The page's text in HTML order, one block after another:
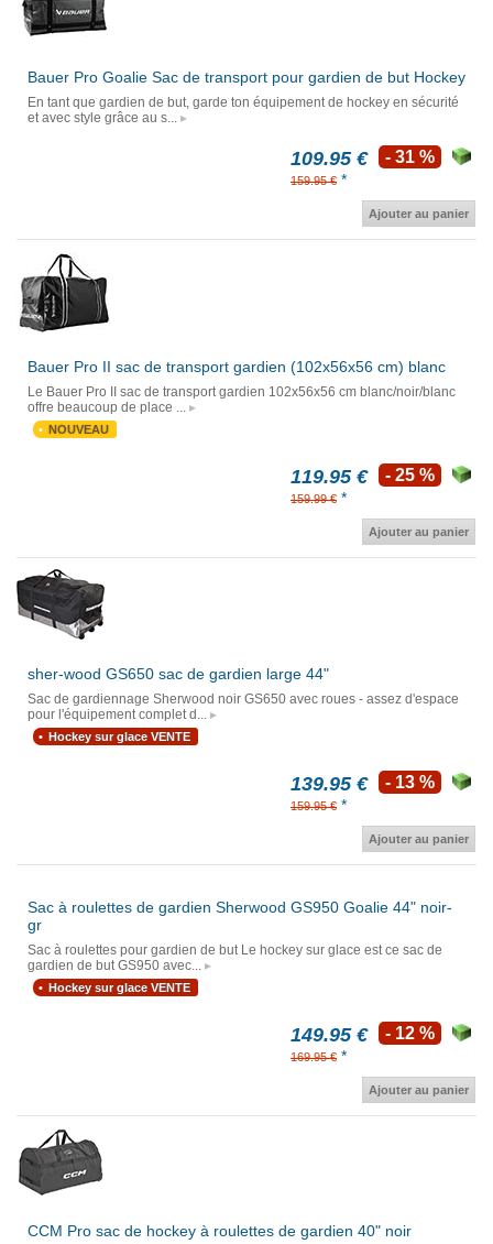
Bauer Pro Goalie Sac de transport pour gardien de but Hockey
En tant que gardien de but, garde ton équipement de hockey en sécurité
et avec style grâce au s...
109.95 €
159.95 € *
- 31 %
Ajouter au panier
Bauer Pro II sac de transport gardien (102x56x56 cm) blanc
Le Bauer Pro II sac de transport gardien 102x56x56 cm blanc/noir/blanc
offre beaucoup de place ...
NOUVEAU
119.95 €
159.99 € *
- 25 %
Ajouter au panier
sher-wood GS650 sac de gardien large 44"
Sac de gardiennage Sherwood noir GS650 avec roues - assez d'espace
pour l'équipement complet d...
Hockey sur glace VENTE
139.95 €
159.95 € *
- 13 %
Ajouter au panier
Sac à roulettes de gardien Sherwood GS950 Goalie 44" noir-
gr
Sac à roulettes pour gardien de but Le hockey sur glace est ce sac de
gardien de but GS950 avec...
Hockey sur glace VENTE
149.95 €
169.95 € *
- 12 %
Ajouter au panier
CCM Pro sac de hockey à roulettes de gardien 40" noir